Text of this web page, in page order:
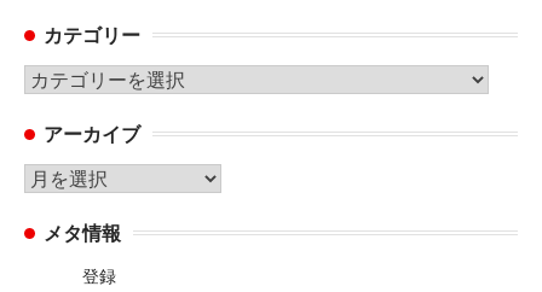
カテゴリー
カ
ゴ
リ
ー
アーカイブ
ア
カ メタ情報
登録